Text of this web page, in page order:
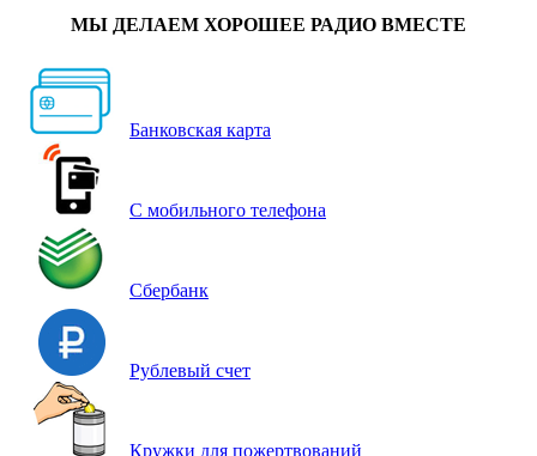
МЫ ДЕЛАЕМ ХОРОШЕЕ РАДИО ВМЕСТЕ
Банковская карта
С мобильного телефона
Сбербанк
Рублевый счет
Кружки для пожертвований